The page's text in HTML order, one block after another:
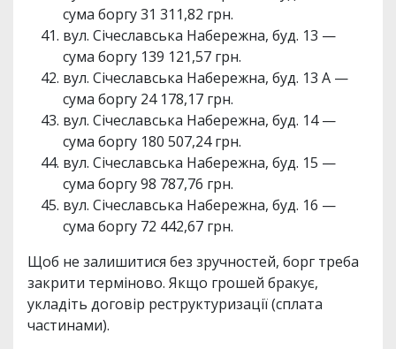
сума боргу 31 311,82 грн.
вул. Січеславська Набережна, буд. 13 —
сума боргу 139 121,57 грн.
вул. Січеславська Набережна, буд. 13 А —
сума боргу 24 178,17 грн.
вул. Січеславська Набережна, буд. 14 —
сума боргу 180 507,24 грн.
вул. Січеславська Набережна, буд. 15 —
сума боргу 98 787,76 грн.
вул. Січеславська Набережна, буд. 16 —
сума боргу 72 442,67 грн.
Щоб не залишитися без зручностей, борг треба
закрити терміново. Якщо грошей бракує,
укладіть договір реструктуризації (сплата
частинами).